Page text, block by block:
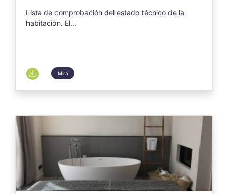
Lista de comprobación del estado técnico de la
habitación. El...
Mira